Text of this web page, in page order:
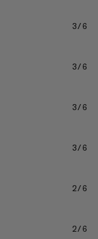
3/6
3/6
3/6
3/6
2/6
2/6